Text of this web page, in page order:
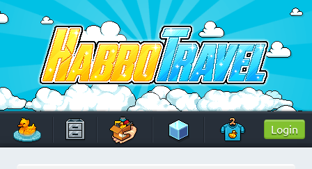
Skip
to
content
HabboTravel
Un viaggio di pixel!
Login